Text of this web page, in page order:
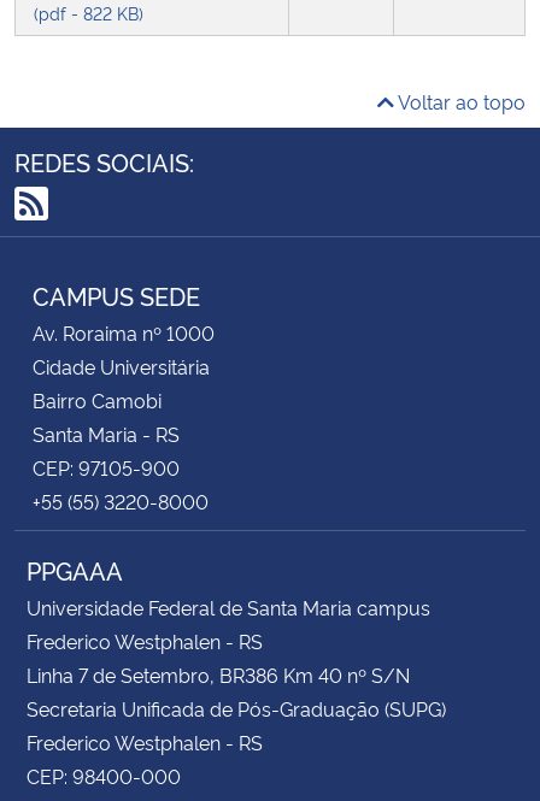
(pdf - 822 KB)
Voltar ao topo
REDES SOCIAIS:
RSS
CAMPUS SEDE
Av. Roraima nº 1000
Cidade Universitária
Bairro Camobi
Santa Maria - RS
CEP: 97105-900
+55 (55) 3220-8000
PPGAAA
Universidade Federal de Santa Maria campus
Frederico Westphalen - RS
Linha 7 de Setembro, BR386 Km 40 nº S/N
Secretaria Unificada de Pós-Graduação (SUPG)
Frederico Westphalen - RS
CEP: 98400-000